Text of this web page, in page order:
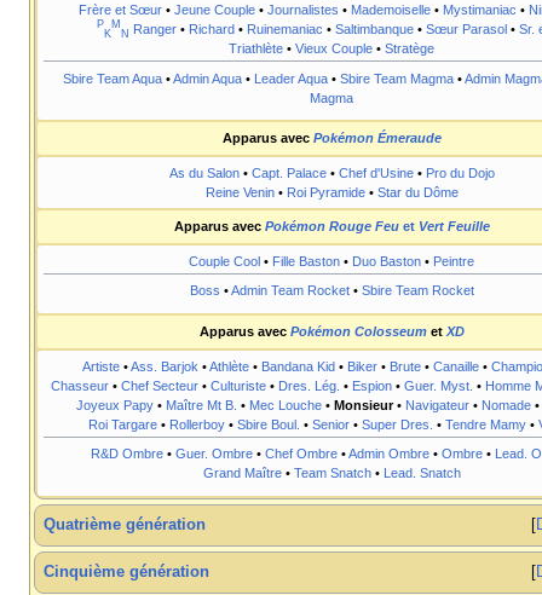
Frère et Sœur • Jeune Couple • Journalistes • Mademoiselle • Mystimaniac •
P
K
M
N Ranger• Richard• Ruinemaniac • Saltimbanque• Sœur Parasol• Sr.
Triathlète • Vieux Couple • Stratège
Sbire Team Aqua•Admin Aqua• Leader Aqua• Sbire Team Magma•Admin
Magma
Apparus avec Pokémon Émeraude
As du Salon• Capt. Palace• Chef d'Usine• Pro du Dojo
Reine Venin• Roi Pyramide• Star du Dôme
Apparus avec Pokémon Rouge Feuet Vert Feuille
Couple Cool • Fille Baston • Duo Baston • Peintre
Boss •Admin Team Rocket• Sbire Team Rocket
Apparus avec Pokémon Colosseumet XD
Artiste •Ass. Barjok •Athlète • Bandana Kid • Biker • Brute • Canaille •
Chasseur • Chef Secteur • Culturiste • Dres. Lég. • Espion • Guer. Myst. • Homme
Joyeux Papy• Maître Mt B. • Mec Louche• Monsieur• Navigateur• Nomade•
Roi Targare • Rollerboy • Sbire Boul. • Senior • Super Dres. • Tendre Mamy •
R&D Ombre • Guer. Ombre • Chef Ombre •Admin Ombre • Ombre • Lead.
Grand Maître• Team Snatch• Lead. Snatch
Quatrième génération
Cinquième génération